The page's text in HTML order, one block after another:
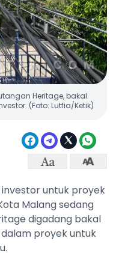
Heritage, bakal
(Foto: Lutfia/Ketik)
investor untuk proyek
Malang sedang
digadang bakal
proyek untuk